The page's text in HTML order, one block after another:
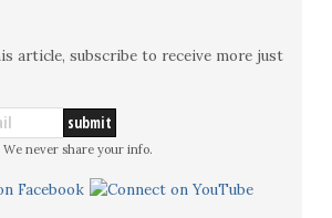
article, subscribe to receive more just
never share your info.